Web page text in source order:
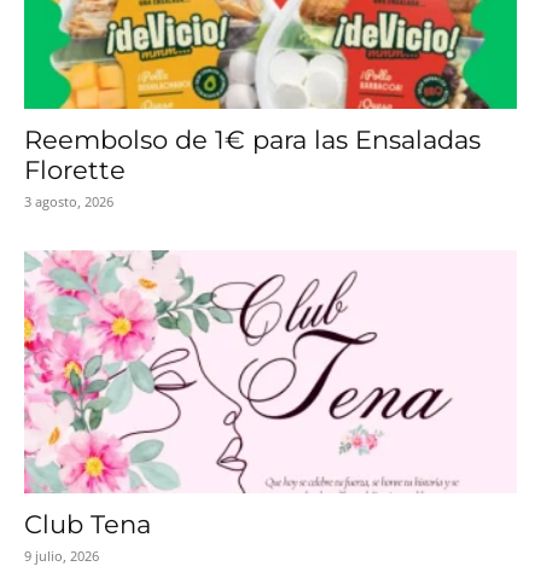
Reembolso de 1€ para las Ensaladas
Florette
3 agosto, 2026
Club Tena
9 julio, 2026